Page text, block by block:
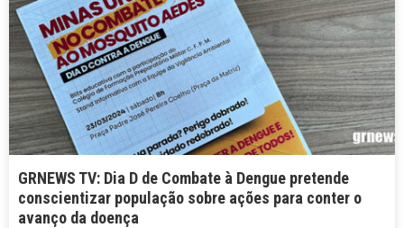
GRNEWS TV: Dia D de Combate à Dengue pretende
conscientizar população sobre ações para conter o
avanço da doença